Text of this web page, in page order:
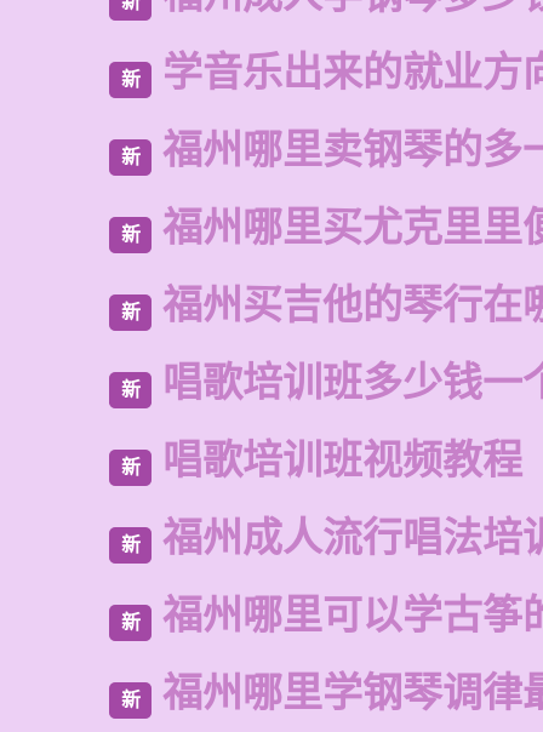
新 学音乐出来的就业方
新 福州哪里卖钢琴的多
新 福州哪里买尤克里里
新 福州买吉他的琴行在
新 唱歌培训班多少钱一
新 唱歌培训班视频教程
新 福州成人流行唱法培
新 福州哪里可以学古筝
新 福州哪里学钢琴调律